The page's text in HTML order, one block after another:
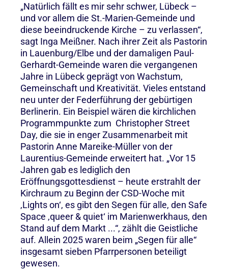
„Natürlich fällt es mir sehr schwer, Lübeck –
und vor allem die St.-Marien-Gemeinde und
diese beeindruckende Kirche – zu verlassen“,
sagt Inga Meißner. Nach ihrer Zeit als Pastorin
in Lauenburg/Elbe und der damaligen Paul-
Gerhardt-Gemeinde waren die vergangenen
Jahre in Lübeck geprägt von Wachstum,
Gemeinschaft und Kreativität. Vieles entstand
neu unter der Federführung der gebürtigen
Berlinerin. Ein Beispiel wären die kirchlichen
Programmpunkte zum Christopher Street
Day, die sie in enger Zusammenarbeit mit
Pastorin Anne Mareike-Müller von der
Laurentius-Gemeinde erweitert hat. „Vor 15
Jahren gab es lediglich den
Eröffnungsgottesdienst – heute erstrahlt der
Kirchraum zu Beginn der CSD-Woche mit
‚Lights on‘, es gibt den Segen für alle, den Safe
Space ‚queer & quiet‘ im Marienwerkhaus, den
Stand auf dem Markt ...“, zählt die Geistliche
auf. Allein 2025 waren beim „Segen für alle“
insgesamt sieben Pfarrpersonen beteiligt
gewesen.